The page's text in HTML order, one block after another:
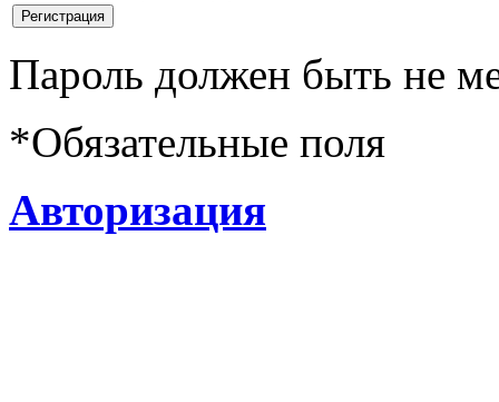
Пароль должен быть не
*Обязательные поля
Авторизация